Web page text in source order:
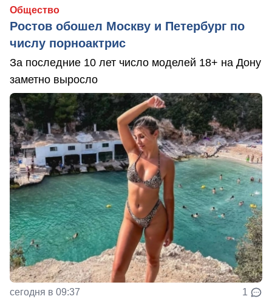
Общество
Ростов обошел Москву и Петербург по
числу порноактрис
За последние 10 лет число моделей 18+ на Дону
заметно выросло
сегодня в 09:37 1